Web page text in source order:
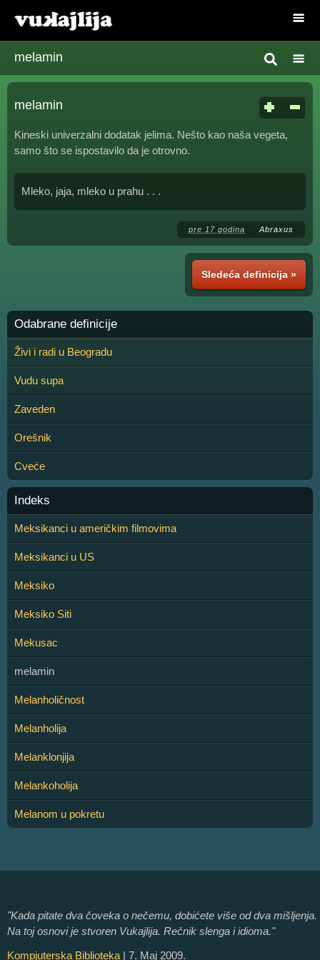
melamin
melamin
Kineski univerzalni dodatak jelima. Nešto kao naša vegeta,
samo što se ispostavilo da je otrovno.
Mleko, jaja, mleko u prahu . . .
pre 17 godina Abraxus
Sledeća definicija »
Odabrane definicije
Živi i radi u Beogradu
Vudu supa
Zaveden
Orešnik
Cveće
Indeks
Meksikanci u američkim filmovima
Meksikanci u US
Meksiko
Meksiko Siti
Mekusac
melamin
Melanholičnost
Melanholija
Melanklonjija
Melankoholija
Melanom u pokretu
"Kada pitate dva čoveka o nečemu, dobićete više od dva mišljenja.
Na toj osnovi je stvoren Vukajlija. Rečnik slenga i idioma."
Kompjuterska Biblioteka | 7. Maj 2009.